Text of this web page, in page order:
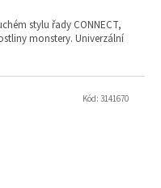
stylu řady CONNECT,
monstery. Univerzální
Kód: 3141670